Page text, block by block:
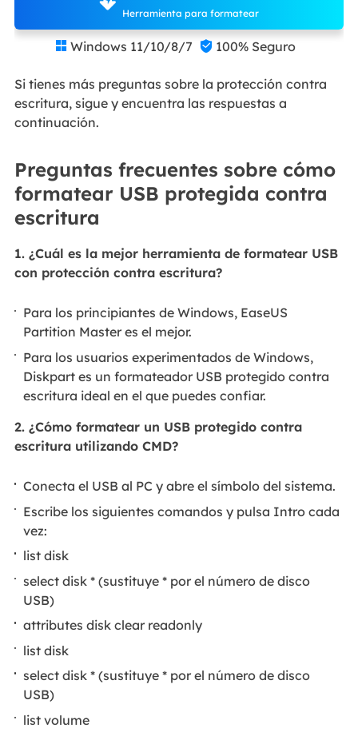
Herramienta para formatear
 Windows 11/10/8/7  100% Seguro
Si tienes más preguntas sobre la protección contra
escritura, sigue y encuentra las respuestas a
continuación.
Preguntas frecuentes sobre cómo
formatear USB protegida contra
escritura
1. ¿Cuál es la mejor herramienta de formatear USB
con protección contra escritura?
Para los principiantes de Windows, EaseUS
Partition Master es el mejor.
Para los usuarios experimentados de Windows,
Diskpart es un formateador USB protegido contra
escritura ideal en el que puedes confiar.
2. ¿Cómo formatear un USB protegido contra
escritura utilizando CMD?
Conecta el USB al PC y abre el símbolo del sistema.
Escribe los siguientes comandos y pulsa Intro cada
vez:
list disk
select disk * (sustituye * por el número de disco
USB)
attributes disk clear readonly
list disk
select disk * (sustituye * por el número de disco
USB)
list volume